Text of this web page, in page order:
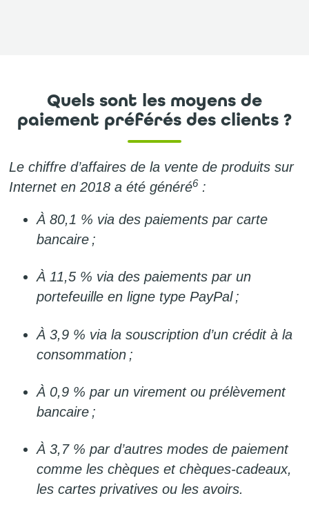
Quels sont les moyens de
paiement préférés des clients ?
Le chiffre d’affaires de la vente de produits sur
Internet en 2018 a été généré6 :
À 80,1 % via des paiements par carte
bancaire ;
À 11,5 % via des paiements par un
portefeuille en ligne type PayPal ;
À 3,9 % via la souscription d’un crédit à la
consommation ;
À 0,9 % par un virement ou prélèvement
bancaire ;
À 3,7 % par d’autres modes de paiement
comme les chèques et chèques-cadeaux,
les cartes privatives ou les avoirs.